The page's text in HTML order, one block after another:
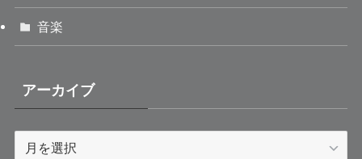
音楽
アーカイブ